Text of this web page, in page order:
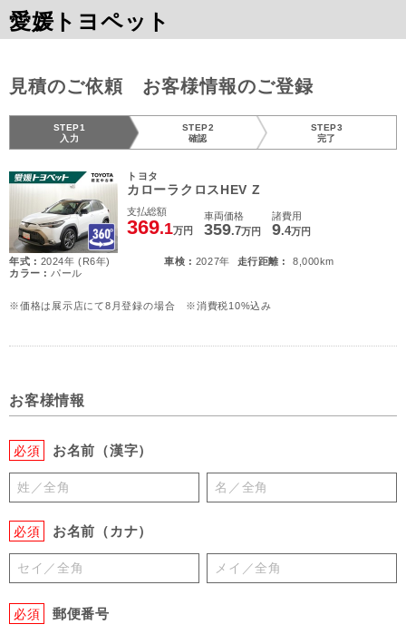
愛媛トヨペット
見積のご依頼 お客様情報のご登録
STEP1
入力
STEP2
確認
STEP3
完了
トヨタ
カローラクロスHEV Z
支払総額
369.1万円
車両価格
359.7万円
諸費用
9.4万円
年式 : 2024年 (R6年) 車検 : 2027年 走行距離 :
8,000km
カラー : パール
※価格は展示店にて8月登録の場合 ※消費税10%込み
お客様情報
必須 お名前（漢字）
必須 お名前（カナ）
必須 郵便番号